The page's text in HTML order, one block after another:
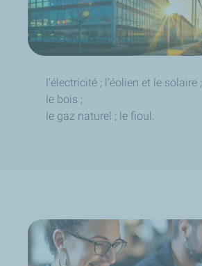
l’électricité ; l’éolien et le solaire ;
le bois ;
le gaz naturel ; le fioul.